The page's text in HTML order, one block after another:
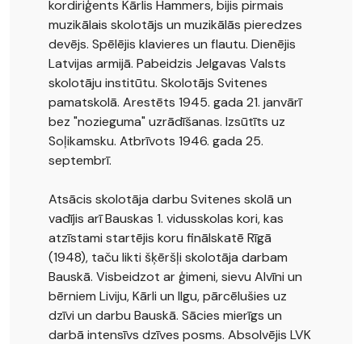
kordiriģents Kārlis Hammers, bijis pirmais
muzikālais skolotājs un muzikālās pieredzes
devējs. Spēlējis klavieres un flautu. Dienējis
Latvijas armijā. Pabeidzis Jelgavas Valsts
skolotāju institūtu. Skolotājs Svitenes
pamatskolā. Arestēts 1945. gada 21. janvārī
bez "nozieguma" uzrādīšanas. Izsūtīts uz
Soļikamsku. Atbrīvots 1946. gada 25.
septembrī.
Atsācis skolotāja darbu Svitenes skolā un
vadījis arī Bauskas 1. vidusskolas kori, kas
atzīstami startējis koru finālskatē Rīgā
(1948), taču likti šķēršļi skolotāja darbam
Bauskā. Visbeidzot ar ģimeni, sievu Alvīni un
bērniem Liviju, Kārli un Ilgu, pārcēlušies uz
dzīvi un darbu Bauskā. Sācies mierīgs un
darbā intensīvs dzīves posms. Absolvējis LVK